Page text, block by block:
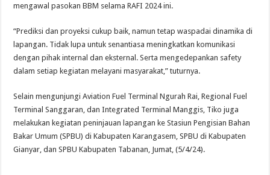
mengawal pasokan BBM selama RAFI 2024 ini.
“Prediksi dan proyeksi cukup baik, namun tetap waspadai dinamika di
lapangan. Tidak lupa untuk senantiasa meningkatkan komunikasi
dengan pihak internal dan eksternal. Serta mengedepankan safety
dalam setiap kegiatan melayani masyarakat,” tuturnya.
Selain mengunjungi Aviation Fuel Terminal Ngurah Rai, Regional Fuel
Terminal Sanggaran, dan Integrated Terminal Manggis, Tiko juga
melakukan kegiatan peninjauan lapangan ke Stasiun Pengisian Bahan
Bakar Umum (SPBU) di Kabupaten Karangasem, SPBU di Kabupaten
Gianyar, dan SPBU Kabupaten Tabanan, Jumat, (5/4/24).